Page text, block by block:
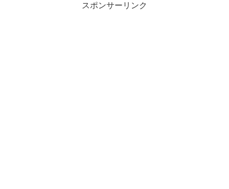
スポンサーリンク